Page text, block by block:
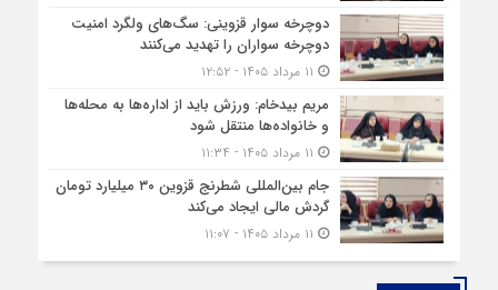
دوچرخه‌ سوار قزوینی: سگ‌های ولگرد امنیت
دوچرخه‌ سواران را تهدید می‌کنند
مریم بیدخام: ورزش باید از اداره‌ها به محله‌ها
و خانواده‌ها منتقل شود
جام بین‌المللی شطرنج قزوین ۳۰ میلیارد تومان
گردش مالی ایجاد می‌کند